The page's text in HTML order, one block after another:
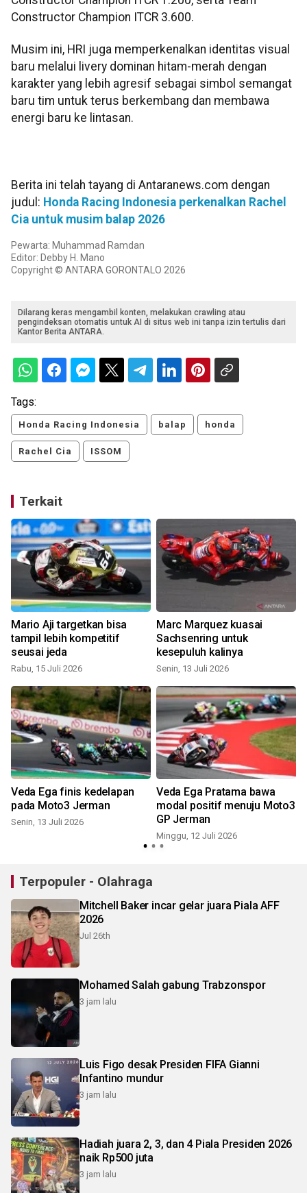
Constructor Champion ITCR 3.600.
Musim ini, HRI juga memperkenalkan identitas visual
baru melalui livery dominan hitam-merah dengan
karakter yang lebih agresif sebagai simbol semangat
baru tim untuk terus berkembang dan membawa
energi baru ke lintasan.
Berita ini telah tayang di Antaranews.com dengan
judul: Honda Racing Indonesia perkenalkan Rachel
Cia untuk musim balap 2026
Pewarta: Muhammad Ramdan
Editor: Debby H. Mano
Copyright © ANTARA GORONTALO 2026
Dilarang keras mengambil konten, melakukan crawling atau
pengindeksan otomatis untuk AI di situs web ini tanpa izin tertulis dari
Kantor Berita ANTARA.
Tags:
Honda Racing Indonesia balap honda
Rachel Cia ISSOM
Terkait
Mario Aji targetkan bisa
tampil lebih kompetitif
seusai jeda
Rabu, 15 Juli 2026
Marc Marquez kuasai
Sachsenring untuk
kesepuluh kalinya
Senin, 13 Juli 2026
Veda Ega finis kedelapan
pada Moto3 Jerman
Senin, 13 Juli 2026
Veda Ega Pratama bawa
modal positif menuju Moto3
GP Jerman
Minggu, 12 Juli 2026
Terpopuler - Olahraga
Mitchell Baker incar gelar juara Piala AFF
2026
Jul 26th
Mohamed Salah gabung Trabzonspor
3 jam lalu
Luis Figo desak Presiden FIFA Gianni
Infantino mundur
3 jam lalu
Hadiah juara 2, 3, dan 4 Piala Presiden 2026
naik Rp500 juta
3 jam lalu